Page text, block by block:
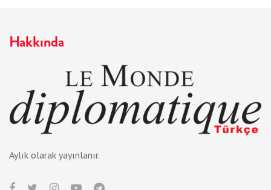
Hakkında
Aylık olarak yayınlanır.